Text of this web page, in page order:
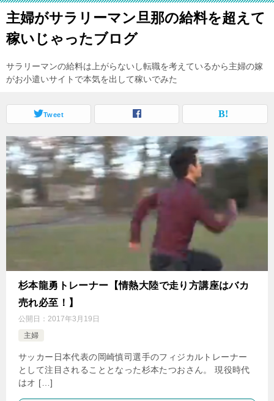
主婦がサラリーマン旦那の給料を超えて
稼いじゃったブログ
サラリーマンの給料は上がらないし転職を考えているから主婦の嫁
がお小遣いサイトで本気を出して稼いでみた
Tweet
杉本龍勇トレーナー【情熱大陸で走り方講座はバカ
売れ必至！】
公開日： 2017年3月19日
主婦
サッカー日本代表の岡崎慎司選手のフィジカルトレーナー
として注目されることとなった杉本たつおさん。 現役時代
はオ […]